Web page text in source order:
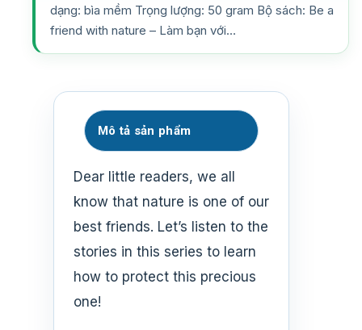
dạng: bìa mềm Trọng lượng: 50 gram Bộ sách: Be a
friend with nature – Làm bạn với…
Mô tả sản phẩm
Dear little readers, we all
know that nature is one of our
best friends. Let’s listen to the
stories in this series to learn
how to protect this precious
one!